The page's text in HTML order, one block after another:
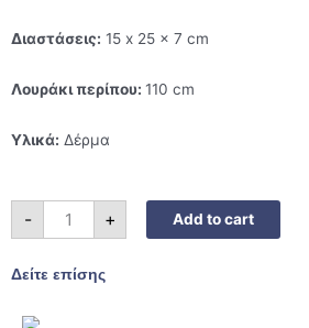
Διαστάσεις: 15 x 25 x 7 cm
Λουράκι περίπου: 110 cm
Υλικά: Δέρμα
-
Γυναικείο
τσαντάκι
μέσης
+ Add to cart
Δείτε επίσης